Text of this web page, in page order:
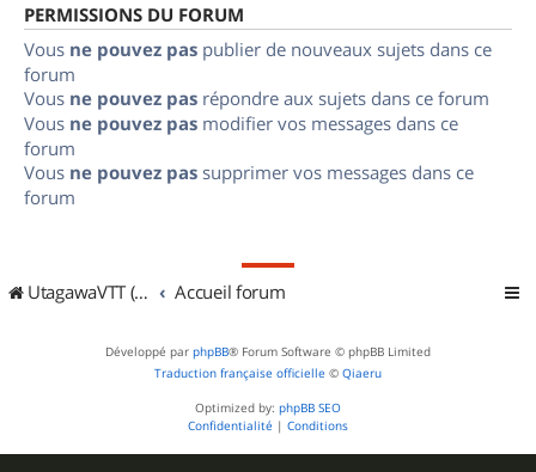
PERMISSIONS DU FORUM
Vous ne pouvez pas publier de nouveaux sujets dans ce
forum
Vous ne pouvez pas répondre aux sujets dans ce forum
Vous ne pouvez pas modifier vos messages dans ce
forum
Vous ne pouvez pas supprimer vos messages dans ce
forum
UtagawaVTT (Randos VTT et VTTAE avec traces GPS) Accueil forum
Développé par phpBB® Forum Software © phpBB Limited
Traduction française officielle © Qiaeru
Optimized by: phpBB SEO
Confidentialité | Conditions